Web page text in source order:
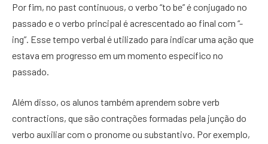
Por fim, no past continuous, o verbo “to be” é conjugado no
passado e o verbo principal é acrescentado ao final com “-
ing”. Esse tempo verbal é utilizado para indicar uma ação que
estava em progresso em um momento específico no
passado.
Além disso, os alunos também aprendem sobre verb
contractions, que são contrações formadas pela junção do
verbo auxiliar com o pronome ou substantivo. Por exemplo,